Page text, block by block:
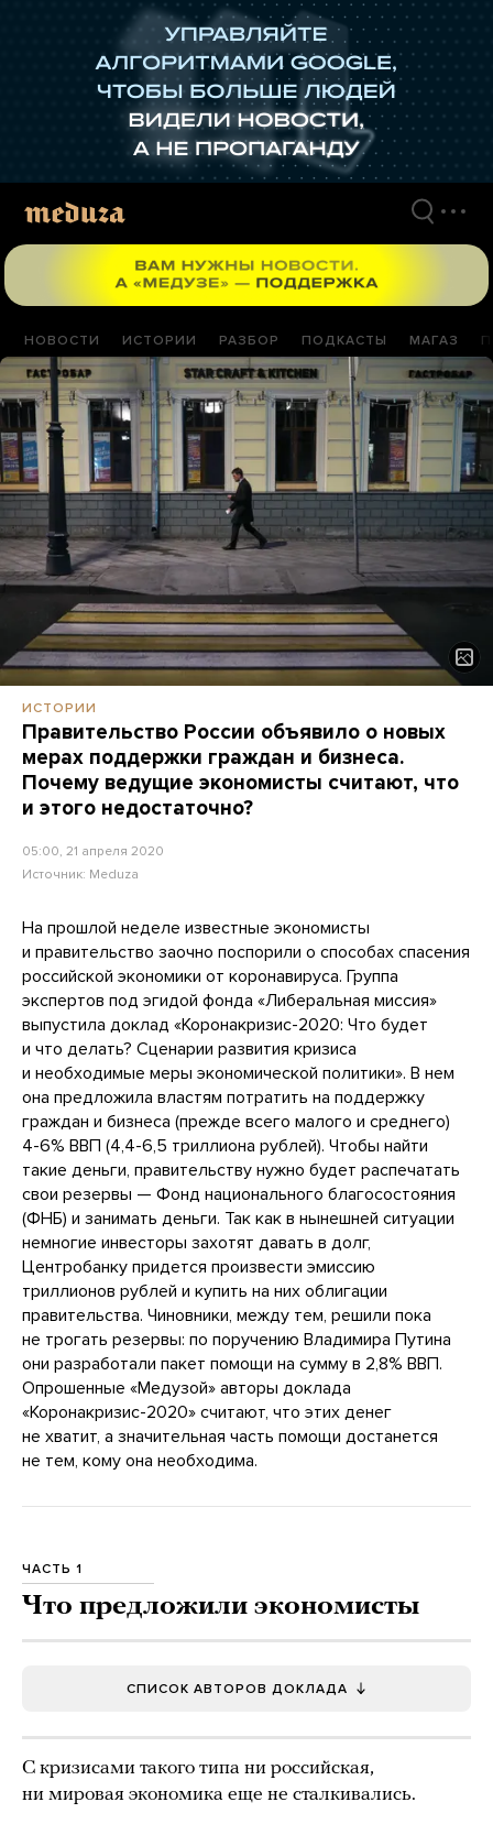
НОВОСТИ ИСТОРИИ РАЗБОР ПОДКАСТЫ МАГАЗ
ИСТОРИИ
Правительство России объявило о новых
мерах поддержки граждан и бизнеса.
Почему ведущие экономисты считают, что
и этого недостаточно?
05:00, 21 апреля 2020
Источник: Meduza
На прошлой неделе известные экономисты
и правительство заочно поспорили о способах спасения
российской экономики от коронавируса. Группа
экспертов под эгидой фонда «Либеральная миссия»
выпустила доклад «Коронакризис-2020: Что будет
и что делать? Сценарии развития кризиса
и необходимые меры экономической политики». В нем
она предложила властям потратить на поддержку
граждан и бизнеса (прежде всего малого и среднего)
4-6% ВВП (4,4-6,5 триллиона рублей). Чтобы найти
такие деньги, правительству нужно будет распечатать
свои резервы — Фонд национального благосостояния
(ФНБ) и занимать деньги. Так как в нынешней ситуации
немногие инвесторы захотят давать в долг,
Центробанку придется произвести эмиссию
триллионов рублей и купить на них облигации
правительства. Чиновники, между тем, решили пока
не трогать резервы: по поручению Владимира Путина
они разработали пакет помощи на сумму в 2,8% ВВП.
Опрошенные «Медузой» авторы доклада
«Коронакризис-2020» считают, что этих денег
не хватит, а значительная часть помощи достанется
не тем, кому она необходима.
ЧАСТЬ 1
Что предложили экономисты
СПИСОК АВТОРОВ ДОКЛАДА
С кризисами такого типа ни российская,
ни мировая экономика еще не сталкивались.